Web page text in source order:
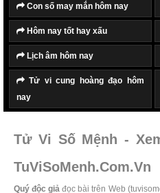
Con số may mắn hôm nay
Hôm nay tốt hay xấu
Lịch âm hôm nay
Tử vi cung hoàng đạo hôm
nay
Tử Vi Số Mệnh -
TuViSoMenh.Com.Vn
Quý độc giả đọc bài trên Web